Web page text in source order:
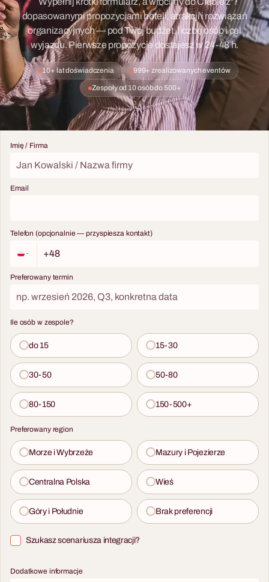
dopasowanymi propozycjami hoteli, atrakcji i rozwiązań
organizacyjnych — pod Twój budżet, liczbę osób i cel
wyjazdu. Pierwsze propozycje dostajesz w 24-48 h.
10+ lat doświadczenia 999+ zrealizowanych eventów
Zespoły od 10 osób do 500+
Imię / Firma
Email
Telefon (opcjonalnie — przyspiesza kontakt)
Preferowany termin
Ile osób w zespole?
do 15 15-30
30-50 50-80
80-150 150-500+
Preferowany region
Morze i Wybrzeże Mazury i Pojezierze
Centralna Polska Wieś
Góry i Południe Brak preferencji
Szukasz scenariusza integracji?
Dodatkowe informacje